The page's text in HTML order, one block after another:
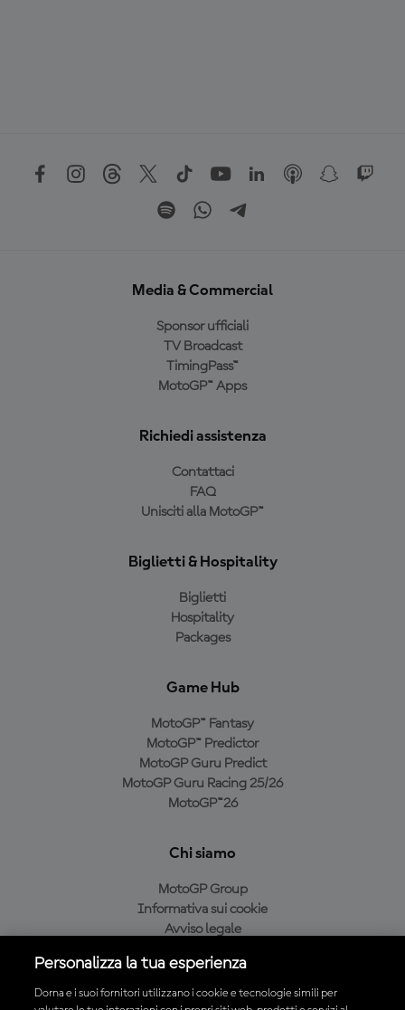
Media & Commercial
Sponsor ufficiali
TV Broadcast
TimingPass™
MotoGP™ Apps
Richiedi assistenza
Contattaci
FAQ
Unisciti alla MotoGP™
Biglietti & Hospitality
Biglietti
Hospitality
Packages
Game Hub
MotoGP™ Fantasy
MotoGP™ Predictor
MotoGP Guru Predict
MotoGP Guru Racing 25/26
MotoGP™26
Chi siamo
MotoGP Group
Informativa sui cookie
Avviso legale
Condizioni di acquisto
Personalizza la tua esperienza
Dorna e i suoi fornitori utilizzano i cookie e tecnologie simili per